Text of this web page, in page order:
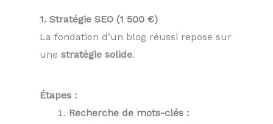
1. Stratégie SEO (1 500 €)
La fondation d’un blog réussi repose sur
une stratégie solide.
Étapes :
Recherche de mots-clés :